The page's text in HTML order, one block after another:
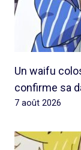
Un waifu
confirme sa
7 août 2026